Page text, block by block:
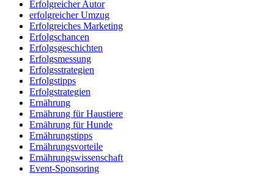
Erfolgreicher Autor
erfolgreicher Umzug
Erfolgreiches Marketing
Erfolgschancen
Erfolgsgeschichten
Erfolgsmessung
Erfolgsstrategien
Erfolgstipps
Erfolgstrategien
Ernährung
Ernährung für Haustiere
Ernährung für Hunde
Ernährungstipps
Ernährungsvorteile
Ernährungswissenschaft
Event-Sponsoring